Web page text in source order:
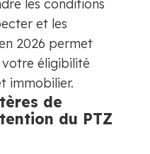
les conditions
et les
2026 permet
votre éligibilité
immobilier.
de
du PTZ